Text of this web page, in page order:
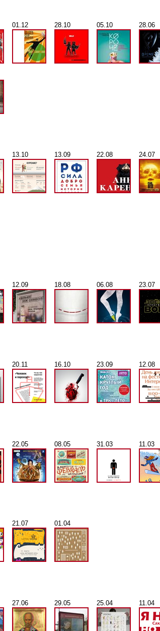
01.12 28.10 05.10 28.06
13.10 13.09 22.08 24.07
12.09 18.08 06.08 23.07
20.11 16.10 23.09 12.08
22.05 08.05 31.03 11.03
21.07 01.04
27.06 29.05 25.04 11.04